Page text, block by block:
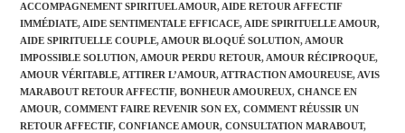
ACCOMPAGNEMENT SPIRITUEL AMOUR, AIDE RETOUR AFFECTIF
IMMÉDIATE, AIDE SENTIMENTALE EFFICACE, AIDE SPIRITUELLE AMOUR,
AIDE SPIRITUELLE COUPLE, AMOUR BLOQUÉ SOLUTION, AMOUR
IMPOSSIBLE SOLUTION, AMOUR PERDU RETOUR, AMOUR RÉCIPROQUE,
AMOUR VÉRITABLE, ATTIRER L’AMOUR, ATTRACTION AMOUREUSE, AVIS
MARABOUT RETOUR AFFECTIF, BONHEUR AMOUREUX, CHANCE EN
AMOUR, COMMENT FAIRE REVENIR SON EX, COMMENT RÉUSSIR UN
RETOUR AFFECTIF, CONFIANCE AMOUR, CONSULTATION MARABOUT,